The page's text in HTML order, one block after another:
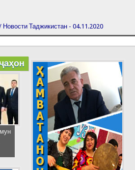
Новости Таджикистан - 04.11.2020